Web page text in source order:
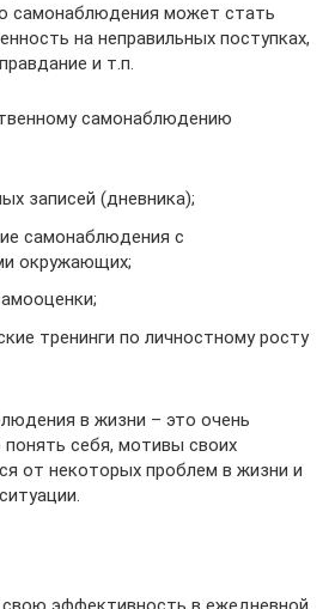
самонаблюдения может стать
на неправильных поступках,
и т.п.
самонаблюдению
записей (дневника);
самонаблюдения с
окружающих;
тренинги по личностному росту
в жизни – это очень
себя, мотивы своих
от некоторых проблем в жизни и